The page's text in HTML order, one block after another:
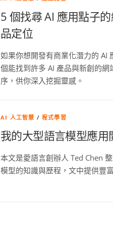
5 個找尋 AI 應用點子
品定位
如果你想開發有商業化潛力的 AI
個能找到許多 AI 產品與新創的
序，供你深入挖掘靈感。
AI 人工智慧 /程式學習
我的大型語言模型應用
本文是愛語言創辦人 Ted Chen
模型的知識與歷程，文中提供豐